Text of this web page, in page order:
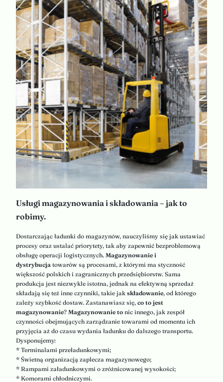
Usługi magazynowania i składowania – jak to
robimy.
Dostarczając ładunki do magazynów, nauczyliśmy się jak ustawiać
procesy oraz ustalać priorytety, tak aby zapewnić bezproblemową
obsługę operacji logistycznych. Magazynowanie i
dystrybucja towarów są procesami, z którymi ma styczność
większość polskich i zagranicznych przedsiębiorstw. Sama
produkcja jest niezwykle istotna, jednak na efektywną sprzedaż
składają się też inne czynniki, takie jak składowanie, od którego
zależy szybkość dostaw. Zastanawiasz się, co to jest
magazynowanie? Magazynowanie to nic innego, jak zespół
czynności obejmujących zarządzanie towarami od momentu ich
przyjęcia aż do czasu wydania ładunku do dalszego transportu.
Dysponujemy:
* Terminalami przeładunkowymi;
* Świetną organizacją zaplecza magazynowego;
* Rampami załadunkowymi o zróżnicowanej wysokości;
* Komorami chłodniczymi.